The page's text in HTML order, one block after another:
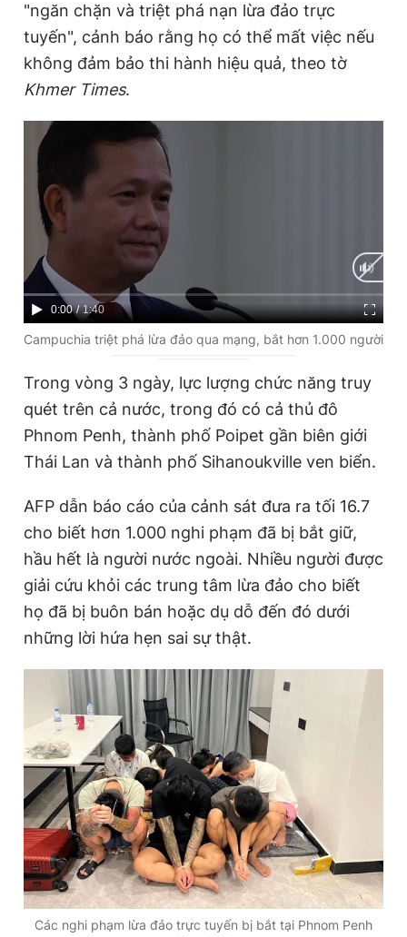
Theo dõi báo trên
Hotline
0906 645 777
Liên hệ quảng cáo
Đặt báo Quảng cáo
Tổng biên tập: Nguyễn Ngọc Toàn
Phó tổng biên tập thường trực: Hải Thành
Phó tổng biên tập: Lâm Hiếu Dũng
Phó tổng biên tập: Trần Việt Hưng
Tổng thư ký tòa soạn: Đức Trung
Giấy phép xuất bản số 110/GP - BTTTT cấp ngày 24.3.2020
© 2003-2026 Bản quyền thuộc về Báo Thanh Niên. Cấm sao
chép dưới mọi hình thức nếu không có sự chấp thuận bằng văn
"ngăn chặn và triệt phá nạn lừa đảo trực
tuyến", cảnh báo rằng họ có thể mất việc nếu
không đảm bảo thi hành hiệu quả, theo tờ
Khmer Times.
C
u
r
e
n
T
m
e
0:00 / D
u
a
t
i
1:40
Campuchia triệt phá lừa đảo qua mạng, bắt hơn 1.000 người
Trong vòng 3 ngày, lực lượng chức năng truy
quét trên cả nước, trong đó có cả thủ đô
Phnom Penh, thành phố Poipet gần biên giới
Thái Lan và thành phố Sihanoukville ven biển.
AFP dẫn báo cáo của cảnh sát đưa ra tối 16.7
cho biết hơn 1.000 nghi phạm đã bị bắt giữ,
hầu hết là người nước ngoài. Nhiều người được
giải cứu khỏi các trung tâm lừa đảo cho biết
họ đã bị buôn bán hoặc dụ dỗ đến đó dưới
những lời hứa hẹn sai sự thật.
Các nghi phạm lừa đảo trực tuyến bị bắt tại Phnom Penh